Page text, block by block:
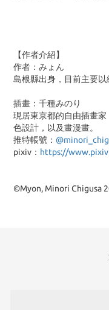
【作者介紹】
作者：みょん
島根縣出身，目前主要以
插畫：千種みのり
現居東京都的自由插畫
色設計，以及畫漫畫。
推特帳號：
pixiv： https://
©Myon, Minori Chigusa